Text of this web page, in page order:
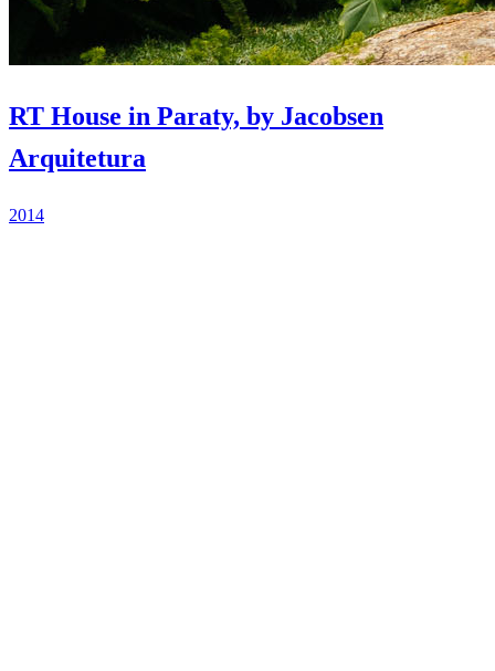
RT House in Paraty, by Jacobsen
Arquitetura
2014